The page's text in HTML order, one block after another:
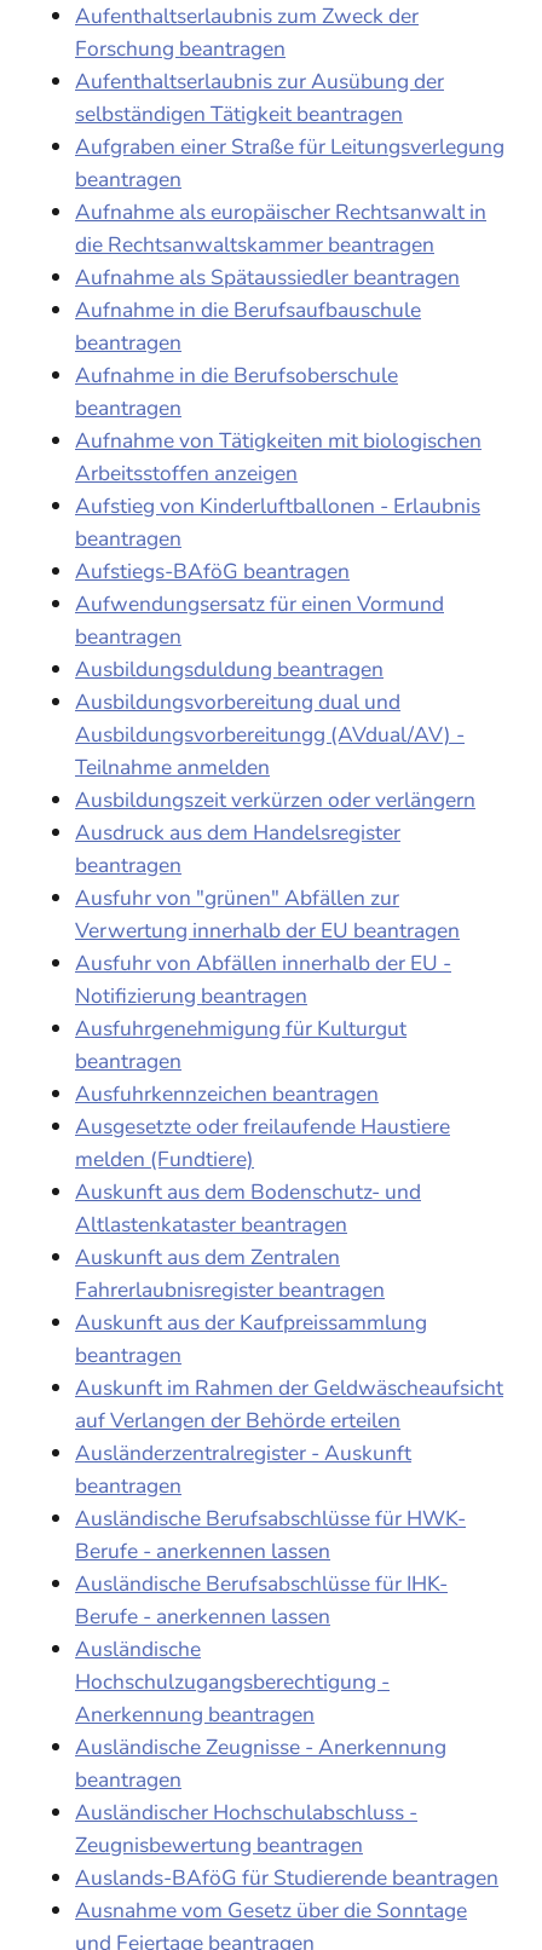
Aufenthaltserlaubnis zum Zweck der
Forschung beantragen
Aufenthaltserlaubnis zur Ausübung der
selbständigen Tätigkeit beantragen
Aufgraben einer Straße für Leitungsverlegung
beantragen
Aufnahme als europäischer Rechtsanwalt in
die Rechtsanwaltskammer beantragen
Aufnahme als Spätaussiedler beantragen
Aufnahme in die Berufsaufbauschule
beantragen
Aufnahme in die Berufsoberschule
beantragen
Aufnahme von Tätigkeiten mit biologischen
Arbeitsstoffen anzeigen
Aufstieg von Kinderluftballonen - Erlaubnis
beantragen
Aufstiegs-BAföG beantragen
Aufwendungsersatz für einen Vormund
beantragen
Ausbildungsduldung beantragen
Ausbildungsvorbereitung dual und
Ausbildungsvorbereitungg (AVdual/AV) -
Teilnahme anmelden
Ausbildungszeit verkürzen oder verlängern
Ausdruck aus dem Handelsregister
beantragen
Ausfuhr von "grünen" Abfällen zur
Verwertung innerhalb der EU beantragen
Ausfuhr von Abfällen innerhalb der EU -
Notifizierung beantragen
Ausfuhrgenehmigung für Kulturgut
beantragen
Ausfuhrkennzeichen beantragen
Ausgesetzte oder freilaufende Haustiere
melden (Fundtiere)
Auskunft aus dem Bodenschutz- und
Altlastenkataster beantragen
Auskunft aus dem Zentralen
Fahrerlaubnisregister beantragen
Auskunft aus der Kaufpreissammlung
beantragen
Auskunft im Rahmen der Geldwäscheaufsicht
auf Verlangen der Behörde erteilen
Ausländerzentralregister - Auskunft
beantragen
Ausländische Berufsabschlüsse für HWK-
Berufe - anerkennen lassen
Ausländische Berufsabschlüsse für IHK-
Berufe - anerkennen lassen
Ausländische
Hochschulzugangsberechtigung -
Anerkennung beantragen
Ausländische Zeugnisse - Anerkennung
beantragen
Ausländischer Hochschulabschluss -
Zeugnisbewertung beantragen
Auslands-BAföG für Studierende beantragen
Ausnahme vom Gesetz über die Sonntage
und Feiertage beantragen